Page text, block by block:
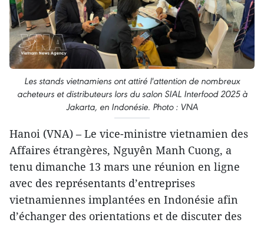
Les stands vietnamiens ont attiré l'attention de nombreux
acheteurs et distributeurs lors du salon SIAL Interfood 2025 à
Jakarta, en Indonésie. Photo : VNA
Hanoi (VNA) – Le vice-ministre vietnamien des
Affaires étrangères, Nguyên Manh Cuong, a
tenu dimanche 13 mars une réunion en ligne
avec des représentants d’entreprises
vietnamiennes implantées en Indonésie afin
d’échanger des orientations et de discuter des